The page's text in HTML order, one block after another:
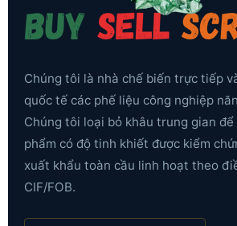
Chúng tôi là nhà chế biến trực tiếp
quốc tế các phế liệu công nghiệp
Chúng tôi loại bỏ khâu trung gian để
phẩm có độ tinh khiết được kiểm
xuất khẩu toàn cầu linh hoạt theo
CIF/FOB.